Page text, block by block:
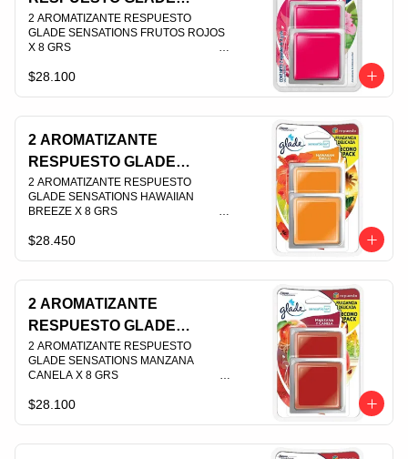
SENSATIONS FRUTOS
ROJOS X 8 GRS
2 AROMATIZANTE RESPUESTO
GLADE SENSATIONS FRUTOS ROJOS
X 8 GRS
PLU 003545
$28.100
2 AROMATIZANTE
RESPUESTO GLADE
SENSATIONS HAWAIIAN
BREEZE X 8 GRS
2 AROMATIZANTE RESPUESTO
GLADE SENSATIONS HAWAIIAN
BREEZE X 8 GRS
PLU 003544
$28.450
2 AROMATIZANTE
RESPUESTO GLADE
SENSATIONS MANZANA
CANELA X 8 GRS
2 AROMATIZANTE RESPUESTO
GLADE SENSATIONS MANZANA
CANELA X 8 GRS
PLU 003546
$28.100